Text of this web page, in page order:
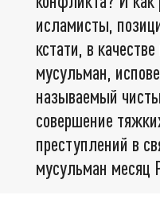
исламисты,
кстати, в
мусульман,
называемый
совершение
преступлений в
мусульман месяц